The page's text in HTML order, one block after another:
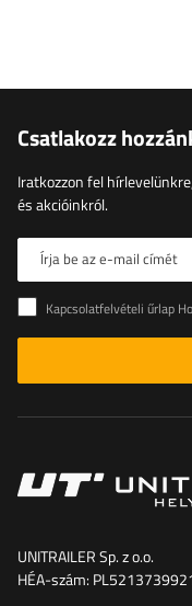
Csatlakozz
Iratkozzon fel
és akcióinkról.
Írja be az e-mail címét
Kapcsolatfelvételi űrlap Hozzájárulok a kapcsolatfelvételi
UNITRAILER Sp. z o.o.
HÉA-szám: